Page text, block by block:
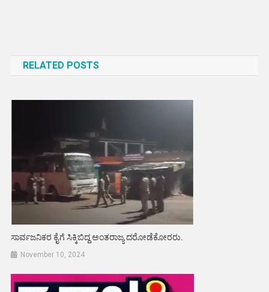
RELATED POSTS
ಸಾರ್ವಜನಿಕರ ಕೈಗೆ ಸಿಕ್ಕಿಬಿದ್ದ ಅಂತರಾಜ್ಯ ದರೋಡೆಕೋರರು.
November 10, 2024